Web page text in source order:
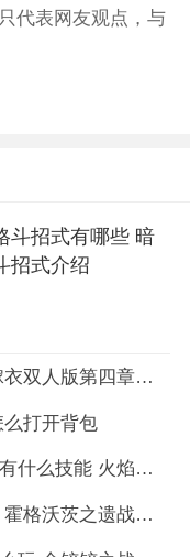
代表网友观点，与
斗招式有哪些 暗
招式介绍
纸嫁衣双人版第四章怎么过 纸嫁衣双人版第四章过关攻略
打开背包
火焰纹章风花雪月无双帝弥托利有什么技能 火焰纹章风花雪月无双帝弥托利技能详解
霍格沃茨之遗战斗竞技场在哪里 霍格沃茨之遗战斗竞技场位置详解